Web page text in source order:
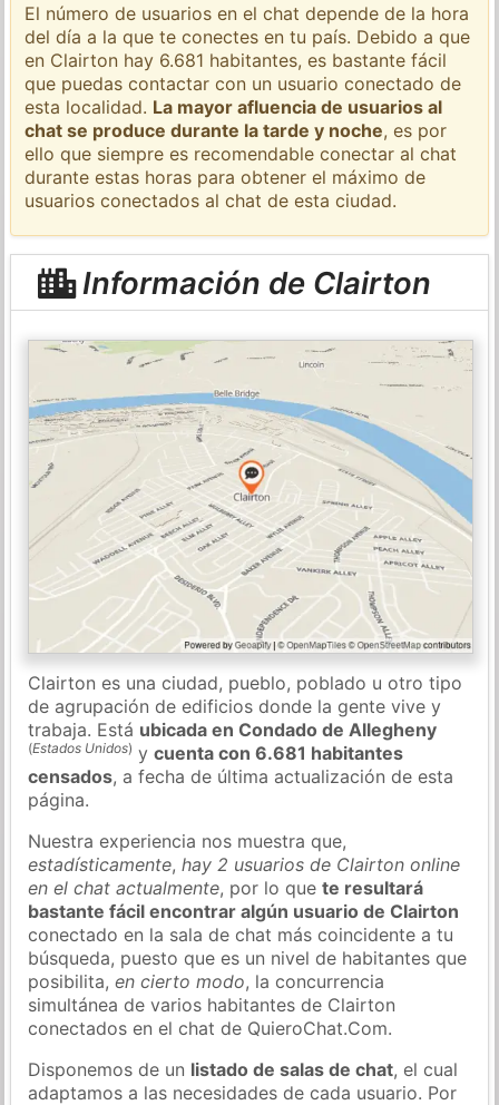
El número de usuarios en el chat depende de la hora
del día a la que te conectes en tu país. Debido a que
en Clairton hay 6.681 habitantes, es bastante fácil
que puedas contactar con un usuario conectado de
esta localidad. La mayor afluencia de usuarios al
chat se produce durante la tarde y noche, es por
ello que siempre es recomendable conectar al chat
durante estas horas para obtener el máximo de
usuarios conectados al chat de esta ciudad.
Información de Clairton
Clairton es una ciudad, pueblo, poblado u otro tipo
de agrupación de edificios donde la gente vive y
trabaja. Está ubicada en Condado de Allegheny
(Estados Unidos) ycuenta con 6.681 habitantes
censados, a fecha de última actualización de esta
página.
Nuestra experiencia nos muestra que,
estadísticamente,hay 2 usuarios de Clairton online
en el chat actualmente, por lo quete resultará
bastante fácil encontrar algún usuario de Clairton
conectado en la sala de chat más coincidente a tu
búsqueda, puesto que es un nivel de habitantes que
posibilita,en cierto modo, la concurrencia
simultánea de varios habitantes de Clairton
conectados en el chat de QuieroChat.Com.
Disponemos de un listado de salas de chat, el cual
adaptamos a las necesidades de cada usuario. Por